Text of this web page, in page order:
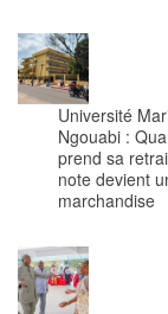
Université
Ngouabi :
prend sa
note devient
marchandise